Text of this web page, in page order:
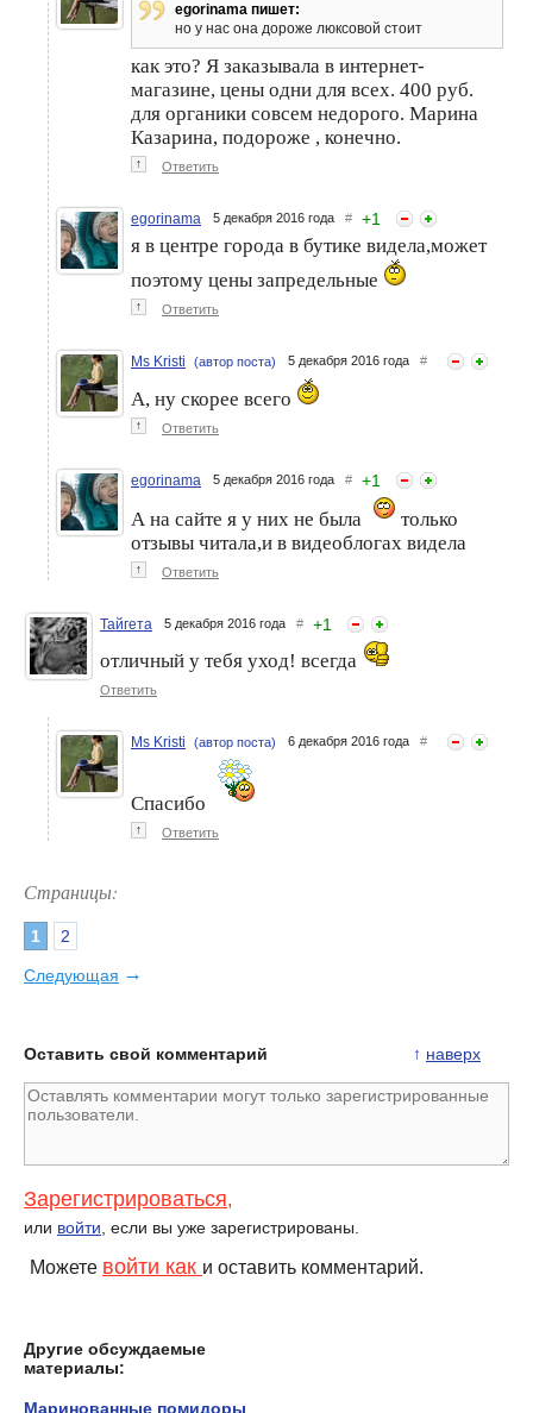
egorinama пишет:
но у нас она дороже люксовой стоит
как это? Я заказывала в интернет-
магазине, цены одни для всех. 400 руб.
для органики совсем недорого. Марина
Казарина, подороже , конечно.
↑ Ответить
egorinama 5 декабря 2016 года # +1
я в центре города в бутике видела,может
поэтому цены запредельные
↑ Ответить
Ms Kristi (автор поста) 5 декабря 2016 года #
А, ну скорее всего
↑ Ответить
egorinama 5 декабря 2016 года # +1
А на сайте я у них не была
только
отзывы читала,и в видеоблогах видела
↑ Ответить
Тайгета 5 декабря 2016 года # +1
отличный у тебя уход! всегда
Ответить
Ms Kristi (автор поста) 6 декабря 2016 года #
Спасибо
↑ Ответить
Страницы:
1 2
Следующая →
↑ наверх
Оставить свой комментарий
Зарегистрироваться,
или войти, если вы уже зарегистрированы.
Можете войти как и оставить комментарий.
Другие обсуждаемые
материалы:
Маринованные помидоры